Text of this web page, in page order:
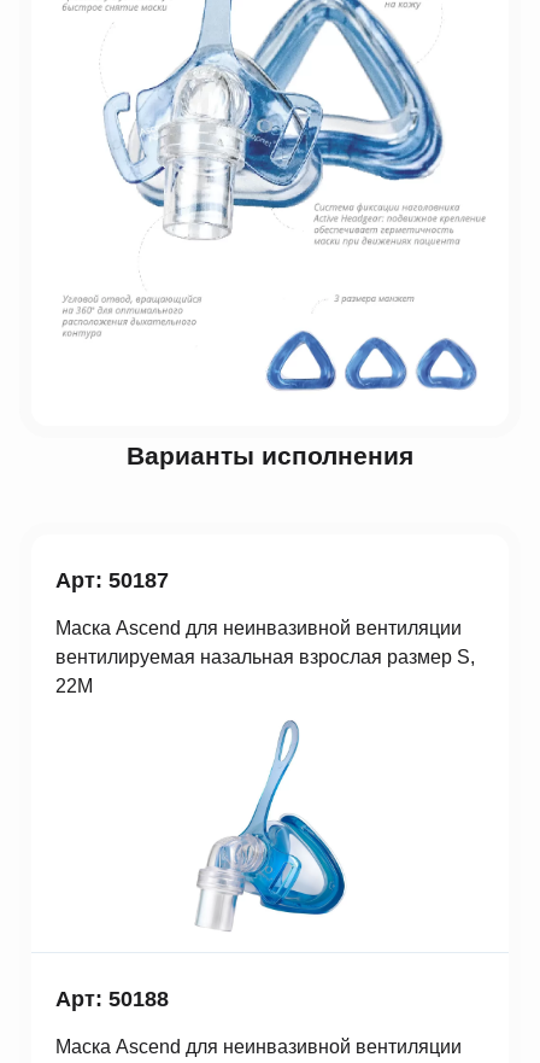
Варианты исполнения
Арт: 50187
Маска Ascend для неинвазивной вентиляции
вентилируемая назальная взрослая размер S,
22M
Арт: 50188
Маска Ascend для неинвазивной вентиляции